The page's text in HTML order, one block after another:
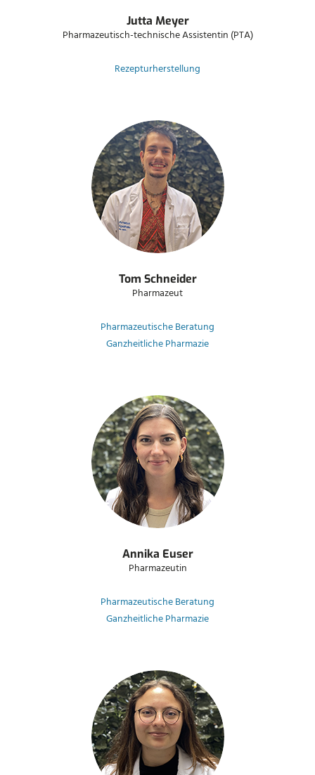
Jutta Meyer
Pharmazeutisch-technische Assistentin (PTA)
Rezepturherstellung
Tom Schneider
Pharmazeut
Pharmazeutische Beratung
Ganzheitliche Pharmazie
Annika Euser
Pharmazeutin
Pharmazeutische Beratung
Ganzheitliche Pharmazie